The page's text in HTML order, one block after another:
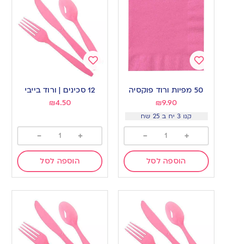
to
wishlist
50 מפיות ורוד פוקסיה
₪9.90
קנו 3 יח ב 25 שח
+
-
הוספה לסל
Add
wishlist
12 סכינים | ורוד בייבי
₪4.50
+
-
הוספה לסל